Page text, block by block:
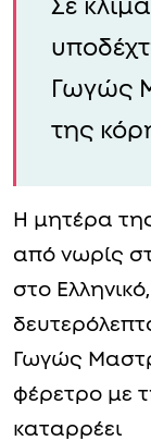
Σε
Γωγώς
της
Η μητέρα
από νωρίς
στο
Γωγώς
φέρετρο με
καταρρέει